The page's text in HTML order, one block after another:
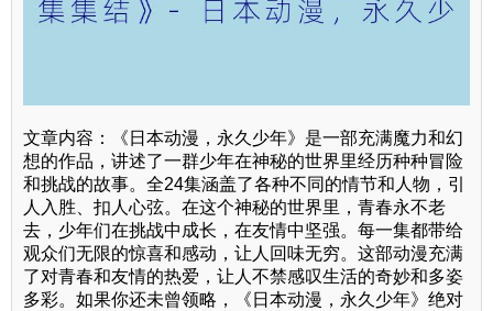
文章内容：《日本动漫，永久少年》是一部充满魔力和幻
想的作品，讲述了一群少年在神秘的世界里经历种种冒险
和挑战的故事。全24集涵盖了各种不同的情节和人物，引
人入胜、扣人心弦。在这个神秘的世界里，青春永不老
去，少年们在挑战中成长，在友情中坚强。每一集都带给
观众们无限的惊喜和感动，让人回味无穷。这部动漫充满
了对青春和友情的热爱，让人不禁感叹生活的奇妙和多姿
多彩。如果你还未曾领略，《日本动漫，永久少年》绝对